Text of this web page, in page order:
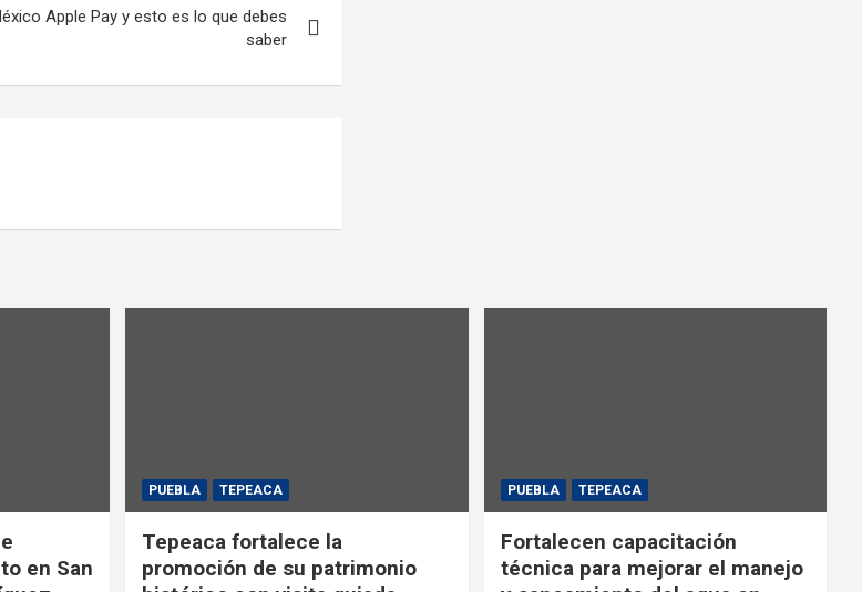
Apple Pay y esto es lo que debes
saber
en San
PUEBLA TEPEACA
Tepeaca fortalece la
promoción de su patrimonio
PUEBLA TEPEACA
Fortalecen capacitación
técnica para mejorar el manejo